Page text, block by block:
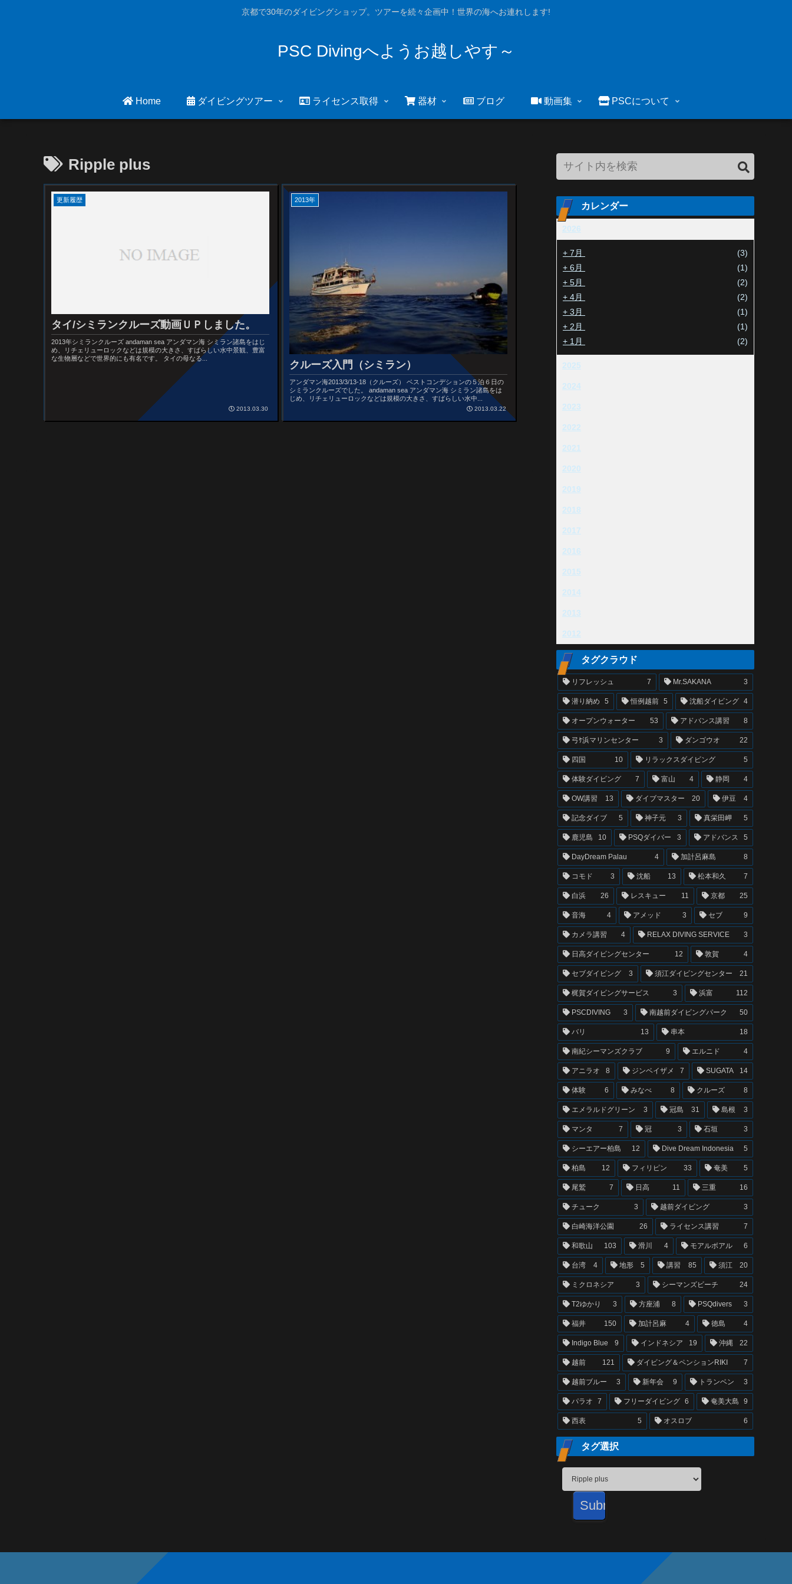
京都で30年のダイビングショップ。ツアーを続々企画中！世界の海へお連れします!
PSC Divingへようお越しやす～
Home ダイビングツアー ライセンス取得 器材 ブログ 動画集 PSCについて
Ripple plus
更新履歴
タイ/シミランクルーズ動画ＵＰしました。
2013年シミランクルーズ andaman sea アンダマン海 シミラン諸島をはじ
め、リチェリュ­ーロックなどは規模の大きさ、すばらしい水中景観­、豊富
な生物層などで世界的にも有名です­。 タイの母なる...
2013.03.30
2013年
クルーズ入門（シミラン）
アンダマン海2013/3/13-18（クルーズ） ベストコンデションの５泊６日の
シミランクルーズでした。 andaman sea アンダマン海 シミラン諸島をは
じめ、リチェリュ­ーロックなどは規模の大きさ、すばらしい水中...
2013.03.22
カレンダー
2026
+ 7月
(3)
+ 6月
(1)
+ 5月
(2)
+ 4月
(2)
+ 3月
(1)
+ 2月
(1)
+ 1月 (2)
2025
2024
2023
2022
2021
2020
2019
2018
2017
2016
2015
2014
2013
2012
タグクラウド
リフレッシュ 7 Mr.SAKANA 3
潜り納め 5 恒例越前 5 沈船ダイビング 4
オープンウォーター 53 アドバンス講習 8
弓ｹ浜マリンセンター 3 ダンゴウオ 22
四国 10 リラックスダイビング 5
体験ダイビング 7 富山 4 静岡 4
OW講習 13 ダイブマスター 20 伊豆 4
記念ダイブ 5 神子元 3 真栄田岬 5
鹿児島 10 PSQダイバー 3 アドバンス 5
DayDream Palau 4 加計呂麻島 8
コモド 3 沈船 13 松本和久 7
白浜 26 レスキュー 11 京都 25
音海 4 アメッド 3 セブ 9
カメラ講習 4 RELAX DIVING SERVICE 3
日高ダイビングセンター 12 敦賀 4
セブダイビング 3 須江ダイビングセンター 21
梶賀ダイビングサービス 3 浜富 112
PSCDIVING 3 南越前ダイビングパーク 50
バリ 13 串本 18
南紀シーマンズクラブ 9 エルニド 4
アニラオ 8 ジンベイザメ 7 SUGATA 14
体験 6 みなべ 8 クルーズ 8
エメラルドグリーン 3 冠島 31 島根 3
マンタ 7 冠 3 石垣 3
シーエアー柏島 12 Dive Dream Indonesia 5
柏島 12 フィリピン 33 奄美 5
尾鷲 7 日高 11 三重 16
チューク 3 越前ダイビング 3
白崎海洋公園 26 ライセンス講習 7
和歌山 103 滑川 4 モアルボアル 6
台湾 4 地形 5 講習 85 須江 20
ミクロネシア 3 シーマンズビーチ 24
T2ゆかり 3 方座浦 8 PSQdivers 3
福井 150 加計呂麻 4 徳島 4
Indigo Blue 9 インドネシア 19 沖縄 22
越前 121 ダイビング＆ペンションRIKI 7
越前ブルー 3 新年会 9 トランベン 3
パラオ 7 フリーダイビング 6 奄美大島 9
西表 5 オスロブ 6
タグ選択